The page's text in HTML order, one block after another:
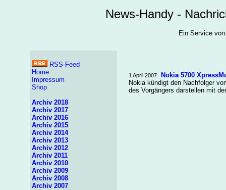
News-Handy -
Ein Service
RSS-Feed
Home
Impressum
Shop
Archiv 2018
Archiv 2017
Archiv 2016
Archiv 2015
Archiv 2014
Archiv 2013
Archiv 2012
Archiv 2011
Archiv 2010
Archiv 2009
Archiv 2008
Archiv 2007
1 April 2007: Nokia 5700
Nokia kündigt den Nachfolger
des Vorgängers darstellen mit